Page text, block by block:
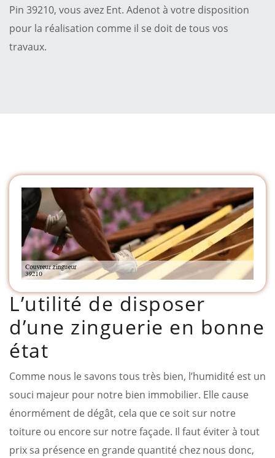
Pin 39210, vous avez Ent. Adenot à votre disposition
pour la réalisation comme il se doit de tous vos
travaux.
L’utilité de disposer
d’une zinguerie en bonne
état
Comme nous le savons tous très bien, l’humidité est un
souci majeur pour notre bien immobilier. Elle cause
énormément de dégât, cela que ce soit sur notre
toiture ou encore sur notre façade. Il faut éviter à tout
prix sa présence en grande quantité chez nous donc,